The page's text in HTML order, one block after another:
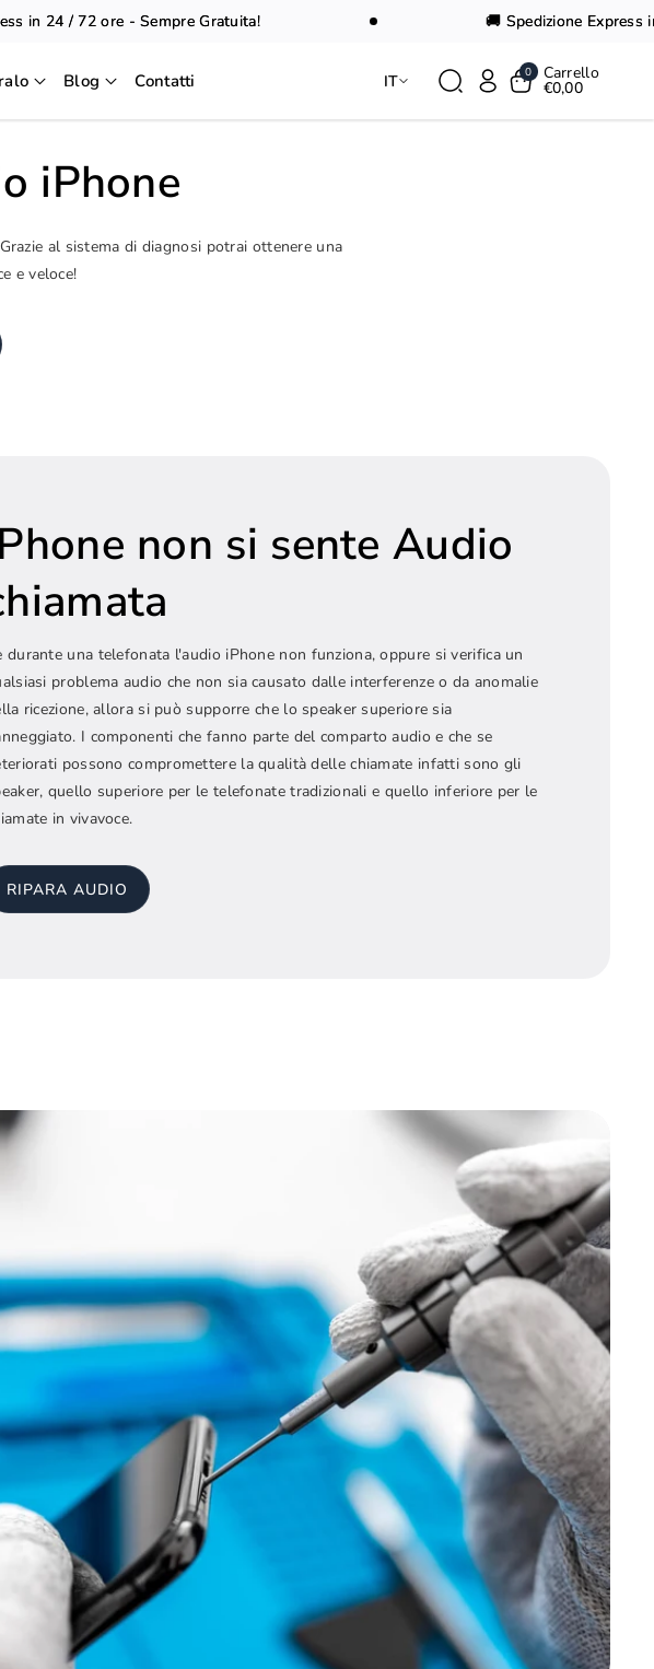
in 24 / 72 ore - Sempre Gratuita! 🚚 Spedizione Express in
Blog Contatti IT 0 Carrello
€0,00
iPhone
al sistema di diagnosi potrai ottenere una
e veloce!
non si sente Audio
durante una telefonata l'audio iPhone non funziona, oppure si verifica un
problema audio che non sia causato dalle interferenze o da anomalie
ricezione, allora si può supporre che lo speaker superiore sia
I componenti che fanno parte del comparto audio e che se
possono compromettere la qualità delle chiamate infatti sono gli
quello superiore per le telefonate tradizionali e quello inferiore per le
in vivavoce.
RIPARA AUDIO